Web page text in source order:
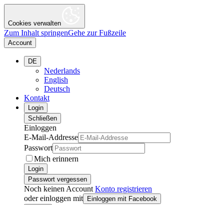
Cookies verwalten
Zum Inhalt springenGehe zur Fußzeile
Account
DE
Nederlands
English
Deutsch
Kontakt
Login
Schließen
Einloggen
E-Mail-Addresse
Passwort
Mich erinnern
Login
Passwort vergessen
Noch keinen Account Konto registrieren
oder einloggen mit
Einloggen mit Facebook